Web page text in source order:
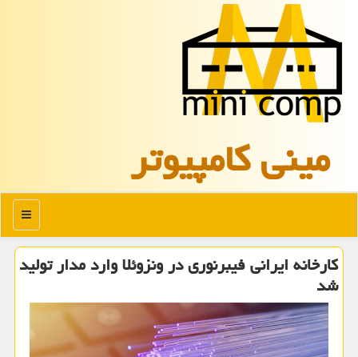
مینی كامپیوتر
منو
کارخانه ایرانی فیبرنوری در ونزوئلا وارد مدار تولید
شد